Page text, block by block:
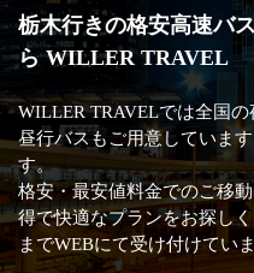
栃木行きの格安高速バ
ら WILLER TRAVEL
WILLER TRAVELでは全国の
昼行バスもご用意していま
す。
格安・最安値料金でのご移
得で快適なプランをお探し
までWEBにて受け付けていま